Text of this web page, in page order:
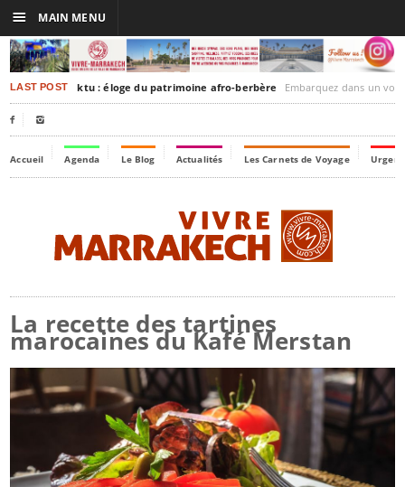
LAST POSTTimbuktu : éloge du patrimoine afro-berbère Embarquez dans un voyage culturel dans le
 
Accueil Agenda Le Blog Actualités Les Carnets de Voyage
La recette des tartines
marocaines du Kafé Merstan
☰ MAIN MENU